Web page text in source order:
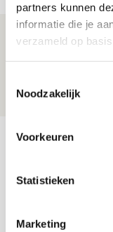
partners kunnen
informatie die je
verzameld op
Noodzakelijk
Voorkeuren
Statistieken
Marketing
Spelen bij
maakt
NIEUWS
Bekijk meer
AUG